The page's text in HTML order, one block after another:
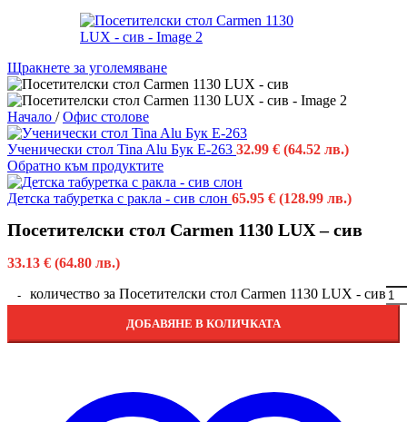
Щракнете за уголемяване
Начало / Офис столове
Ученически стол Tina Alu Бук E-263 32.99 € (64.52 лв.)
Обратно към продуктите
Детска табуретка с ракла - сив слон 65.95 € (128.99 лв.)
Посетителски стол Carmen 1130 LUX – сив
33.13 € (64.80 лв.)
количество за Посетителски стол Carmen 1130 LUX - сив
ДОБАВЯНЕ В КОЛИЧКАТА